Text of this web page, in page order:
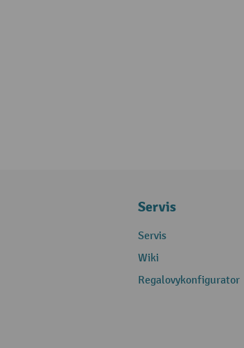
Servis
Servis
Wiki
Regalovykonfigurator